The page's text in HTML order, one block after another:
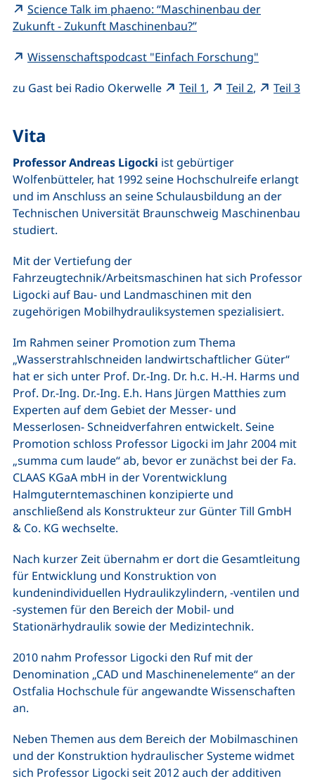
Science Talk im phaeno: “Maschinenbau der
Zukunft - Zukunft Maschinenbau?”(externer Link, öffnet
Wissenschaftspodcast "Einfach Forschung"
zu Gast bei Radio Okerwelle Teil 1(externer Link,
, Teil 2(externer
, Teil 3
Vita
Professor Andreas Ligocki ist gebürtiger
Wolfenbütteler, hat 1992 seine Hochschulreife erlangt
und im Anschluss an seine Schulausbildung an der
Technischen Universität Braunschweig Maschinenbau
studiert.
Mit der Vertiefung der
Fahrzeugtechnik/Arbeitsmaschinen hat sich Professor
Ligocki auf Bau- und Landmaschinen mit den
zugehörigen Mobilhydrauliksystemen spezialisiert.
Im Rahmen seiner Promotion zum Thema
„Wasserstrahlschneiden landwirtschaftlicher Güter“
hat er sich unter Prof. Dr.-Ing. Dr. h.c. H.-H. Harms und
Prof. Dr.-Ing. Dr.-Ing. E.h. Hans Jürgen Matthies zum
Experten auf dem Gebiet der Messer- und
Messerlosen- Schneidverfahren entwickelt. Seine
Promotion schloss Professor Ligocki im Jahr 2004 mit
„summa cum laude“ ab, bevor er zunächst bei der Fa.
CLAAS KGaA mbH in der Vorentwicklung
Halmguterntemaschinen konzipierte und
anschließend als Konstrukteur zur Günter Till GmbH
& Co. KG wechselte.
Nach kurzer Zeit übernahm er dort die Gesamtleitung
für Entwicklung und Konstruktion von
kundenindividuellen Hydraulikzylindern, -ventilen und
-systemen für den Bereich der Mobil- und
Stationärhydraulik sowie der Medizintechnik.
2010 nahm Professor Ligocki den Ruf mit der
Denomination „CAD und Maschinenelemente“ an der
Ostfalia Hochschule für angewandte Wissenschaften
an.
Neben Themen aus dem Bereich der Mobilmaschinen
und der Konstruktion hydraulischer Systeme widmet
sich Professor Ligocki seit 2012 auch der additiven